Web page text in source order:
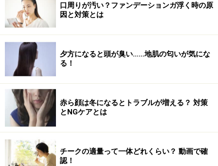
ふんわりエアリー！愛され系ウルフ
愛され系ナチュラルウルフ
長さがあってもウルフは楽しめます。アゴラインで一度
くびれ、そこから毛先がふわっと動くネオウルフ。かっ
こいいイメージのウルフもこんなに可愛く仕上がりま
す。
▼参考記事
口周りが汚い？ファンデーションガ浮く時の原
因と対策とは
夕方になると頭が臭い……地肌の匂いが気にな
る！
赤ら顔は冬になるとトラブルが増える？ 対策
とNGケアとは
チークの適量って一体どれくらい？ 動画で確
認！